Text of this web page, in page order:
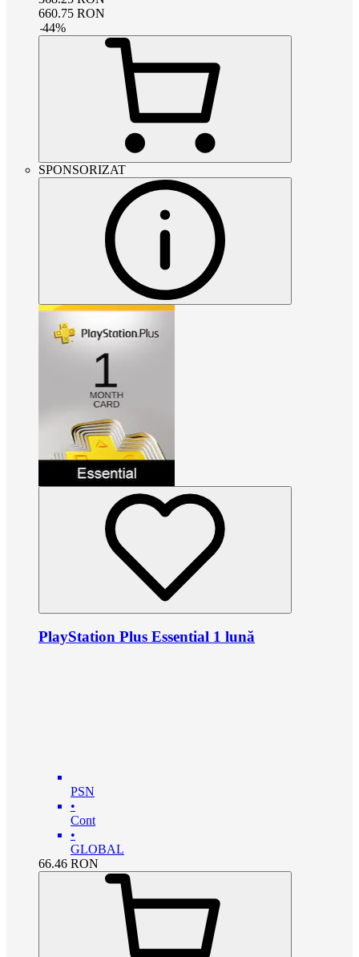
660.75 RON
-44%
SPONSORIZAT
PlayStation Plus Essential 1 lună
PSN
•
Cont
•
GLOBAL
66.46 RON